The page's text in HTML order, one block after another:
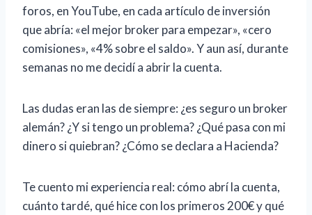
foros, en YouTube, en cada artículo de inversión
que abría: «el mejor broker para empezar», «cero
comisiones», «4% sobre el saldo». Y aun así, durante
semanas no me decidí a abrir la cuenta.
Las dudas eran las de siempre: ¿es seguro un broker
alemán? ¿Y si tengo un problema? ¿Qué pasa con mi
dinero si quiebran? ¿Cómo se declara a Hacienda?
Te cuento mi experiencia real: cómo abrí la cuenta,
cuánto tardé, qué hice con los primeros 200€ y qué